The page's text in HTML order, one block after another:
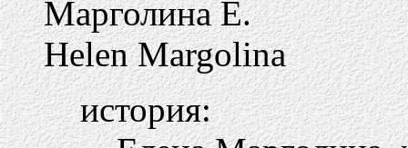
Марголина Е.
Helen Margolina
история: